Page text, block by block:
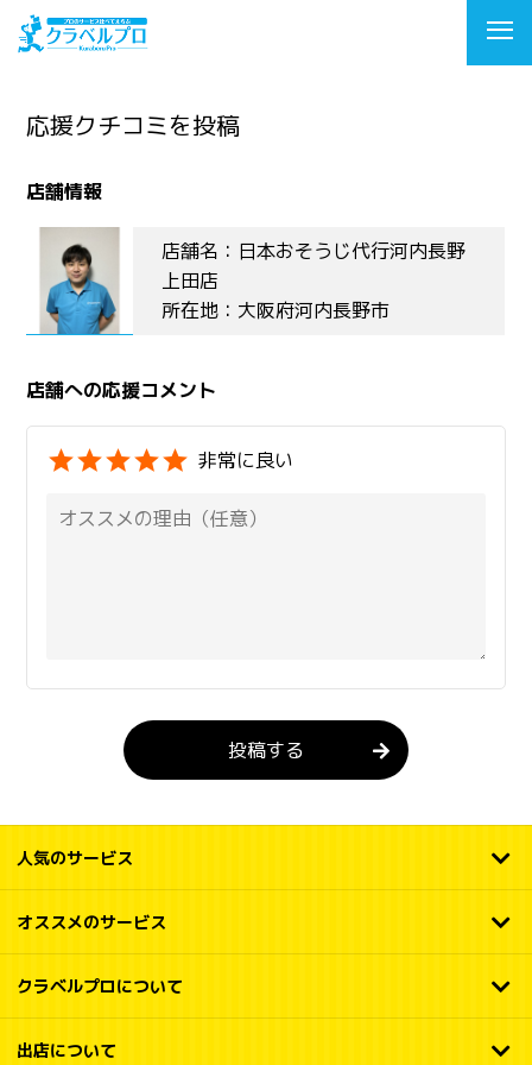
応援クチコミを投稿
店舗情報
店舗名：日本おそうじ代行河内長野
上田店
所在地：大阪府河内長野市
店舗への応援コメント
非常に良い
投稿する
人気のサービス
オススメのサービス
クラベルプロについて
出店について